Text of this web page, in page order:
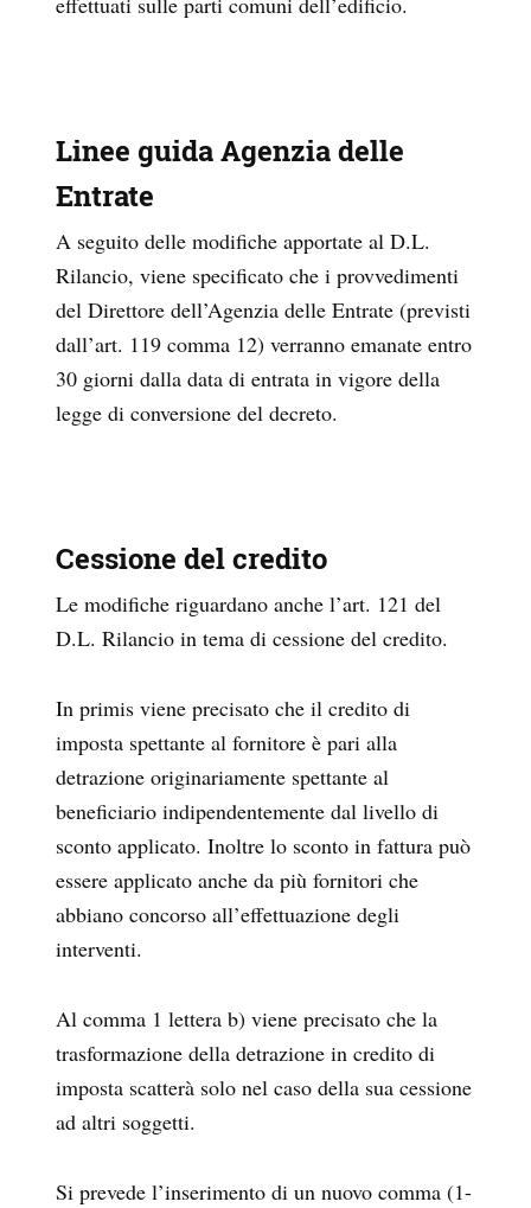
Linee guida Agenzia delle
Entrate
A seguito delle modifiche apportate al D.L.
Rilancio, viene specificato che i provvedimenti
del Direttore dell’Agenzia delle Entrate (previsti
dall’art. 119 comma 12) verranno emanate entro
30 giorni dalla data di entrata in vigore della
legge di conversione del decreto.
Cessione del credito
Le modifiche riguardano anche l’art. 121 del
D.L. Rilancio in tema di cessione del credito.
In primis viene precisato che il credito di
imposta spettante al fornitore è pari alla
detrazione originariamente spettante al
beneficiario indipendentemente dal livello di
sconto applicato. Inoltre lo sconto in fattura può
essere applicato anche da più fornitori che
abbiano concorso all’effettuazione degli
interventi.
Al comma 1 lettera b) viene precisato che la
trasformazione della detrazione in credito di
imposta scatterà solo nel caso della sua cessione
ad altri soggetti.
Si prevede l’inserimento di un nuovo comma (1-